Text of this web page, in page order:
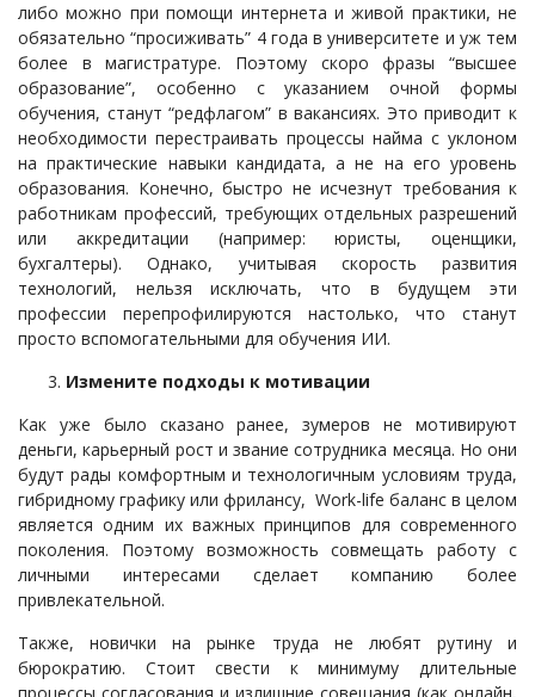
либо можно при помощи интернета и живой практики, не
обязательно “просиживать” 4 года в университете и уж тем
более в магистратуре. Поэтому скоро фразы “высшее
образование”, особенно с указанием очной формы
обучения, станут “редфлагом” в вакансиях. Это приводит к
необходимости перестраивать процессы найма с уклоном
на практические навыки кандидата, а не на его уровень
образования. Конечно, быстро не исчезнут требования к
работникам профессий, требующих отдельных разрешений
или аккредитации (например: юристы, оценщики,
бухгалтеры). Однако, учитывая скорость развития
технологий, нельзя исключать, что в будущем эти
профессии перепрофилируются настолько, что станут
просто вспомогательными для обучения ИИ.
Измените подходы к мотивации
Как уже было сказано ранее, зумеров не мотивируют
деньги, карьерный рост и звание сотрудника месяца. Но они
будут рады комфортным и технологичным условиям труда,
гибридному графику или фрилансу, Work-life баланс в целом
является одним их важных принципов для современного
поколения. Поэтому возможность совмещать работу с
личными интересами сделает компанию более
привлекательной.
Также, новички на рынке труда не любят рутину и
бюрократию. Стоит свести к минимуму длительные